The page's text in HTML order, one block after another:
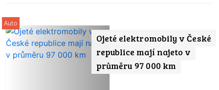
Ojeté elektromobily v České
republice mají najeto v
průměru 97 000 km
Auto